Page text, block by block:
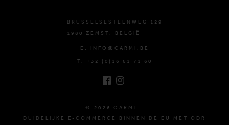
BRUSSELSESTEENWEG 129
1980 ZEMST, BELGIË
E. INFO@CARMI.BE
T. +32 (0)16 61 71 60
© 2026 CARMI -
DUIDELIJKE E-COMMERCE BINNEN DE EU MET ODR